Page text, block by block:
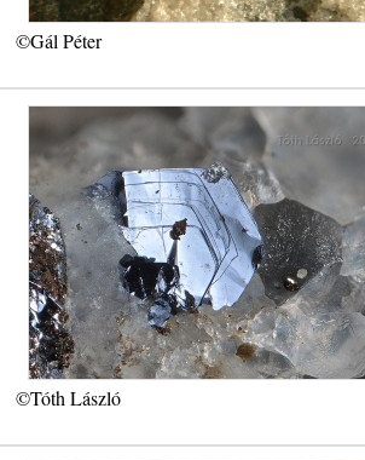
©Gál Péter
©Tóth László